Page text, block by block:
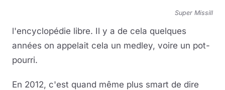
Super Missill
l'encyclopédie libre. Il y a de cela quelques
années on appelait cela un medley, voire un pot-
pourri.
En 2012, c'est quand même plus smart de dire